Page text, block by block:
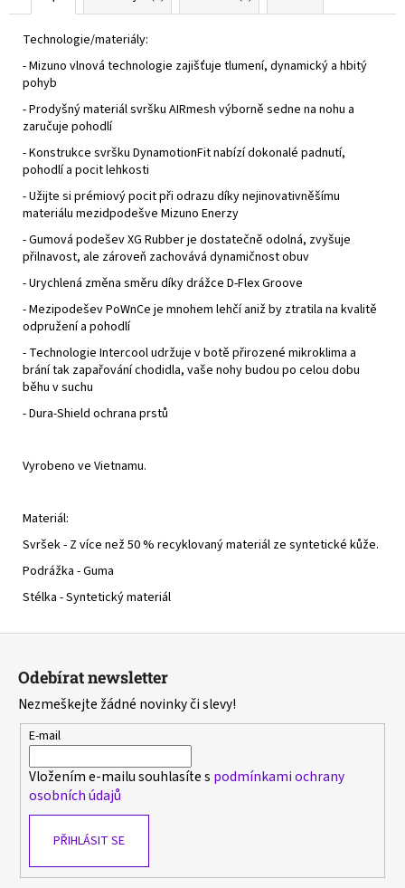
Technologie/materiály:
- Mizuno vlnová technologie zajišťuje tlumení, dynamický a hbitý
pohyb
- Prodyšný materiál svršku AIRmesh výborně sedne na nohu a
zaručuje pohodlí
- Konstrukce svršku DynamotionFit nabízí dokonalé padnutí,
pohodlí a pocit lehkosti
- Užijte si prémiový pocit při odrazu díky nejinovativněšímu
materiálu mezidpodešve Mizuno Enerzy
- Gumová podešev XG Rubber je dostatečně odolná, zvyšuje
přilnavost, ale zároveň zachovává dynamičnost obuv
- Urychlená změna směru díky drážce D-Flex Groove
- Mezipodešev PoWnCe je mnohem lehčí aniž by ztratila na kvalitě
odpružení a pohodlí
- Technologie Intercool udržuje v botě přirozené mikroklima a
brání tak zapařování chodidla, vaše nohy budou po celou dobu
běhu v suchu
- Dura-Shield ochrana prstů
Vyrobeno ve Vietnamu.
Materiál:
Svršek - Z více než 50 % recyklovaný materiál ze syntetické kůže.
Podrážka - Guma
Stélka - Syntetický materiál
Odebírat newsletter
Nezmeškejte žádné novinky či slevy!
E-mail
Vložením e-mailu souhlasíte s podmínkami ochrany
osobních údajů
PŘIHLÁSIT SE